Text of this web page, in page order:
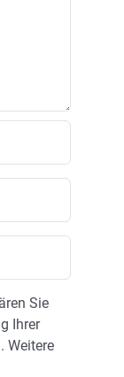
Sie
Ihrer
Weitere